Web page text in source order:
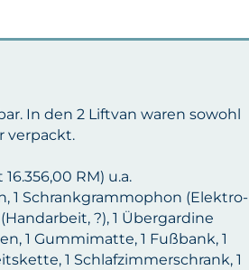
In den 2 Liftvan waren sowohl
verpackt.
RM) u.a.
1 Schrankgrammophon (Elektro-
?), 1 Übergardine
1 Gummimatte, 1 Fußbank, 1
1 Schlafzimmerschrank, 1